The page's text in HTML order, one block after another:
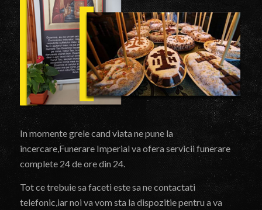
In momente grele cand viata ne pune la
incercare,Funerare Imperial va ofera servicii funerare
complete 24 de ore din 24.
Tot ce trebuie sa faceti este sa ne contactati
telefonic,iar noi va vom sta la dispozitie pentru a va